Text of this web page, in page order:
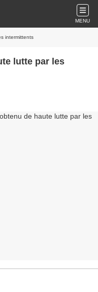
MENU
intermittents
lutte par les